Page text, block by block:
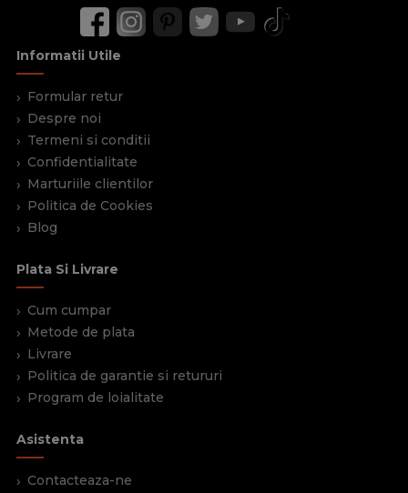
Informatii Utile
Formular retur
Despre noi
Termeni si conditii
Confidentialitate
Marturiile clientilor
Politica de Cookies
Blog
Plata Si Livrare
Cum cumpar
Metode de plata
Livrare
Politica de garantie si retururi
Program de loialitate
Asistenta
Contacteaza-ne